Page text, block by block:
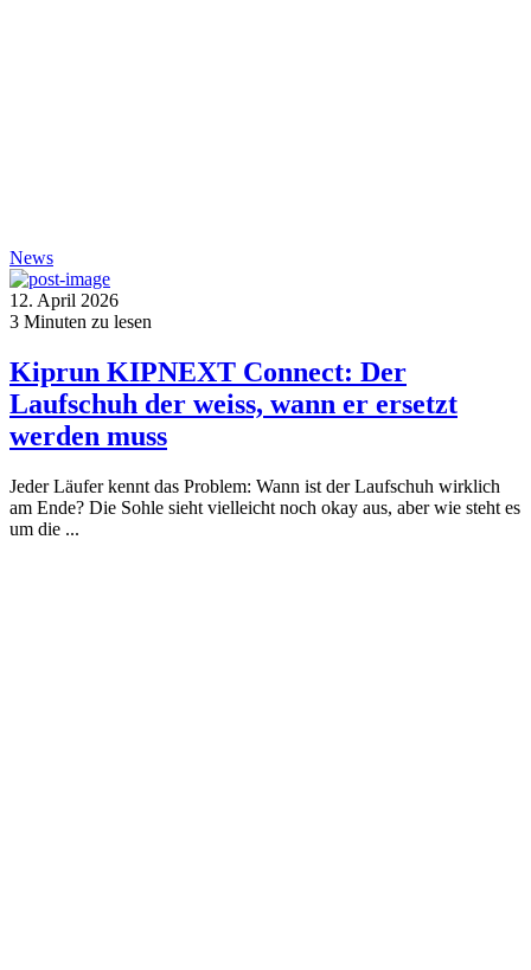
News
12. April 2026
3 Minuten zu lesen
Kiprun KIPNEXT Connect: Der
Laufschuh der weiss, wann er ersetzt
werden muss
Jeder Läufer kennt das Problem: Wann ist der Laufschuh wirklich
am Ende? Die Sohle sieht vielleicht noch okay aus, aber wie steht es
um die ...